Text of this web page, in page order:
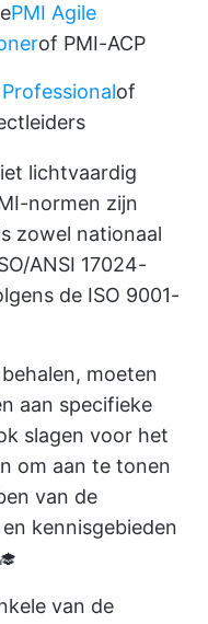
PMI Agile
of PMI-ACP
of
lichtvaardig
normen zijn
zowel nationaal
ANSI 17024-
de ISO 9001-
moeten
aan specifieke
slagen voor het
om aan te tonen
van de
kennisgebieden
van de